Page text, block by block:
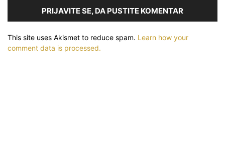
PRIJAVITE SE, DA PUSTITE KOMENTAR
This site uses Akismet to reduce spam. Learn how your
comment data is processed.